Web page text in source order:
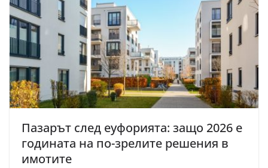
Пазарът след еуфорията: защо 2026 е
годината на по-зрелите решения в
имотите